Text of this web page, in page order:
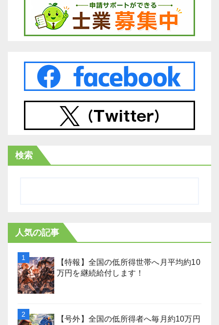
検索
人気の記事
【特報】全国の低所得世帯へ月平均約10
万円を継続給付します！
【号外】全国の低所得者へ毎月約10万円